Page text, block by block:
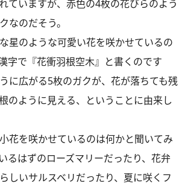
ていますが、赤色の4枚の花びらのよう
なのだそう。
星のような可愛い花を咲かせているの
字で『花衝羽根空木』と書くのです
に広がる5枚のガクが、花が落ちても残
のように見える、ということに由来し
花を咲かせているのは何かと聞いてみ
るはずのローズマリーだったり、花弁
しいサルスベリだったり、夏に咲くフ